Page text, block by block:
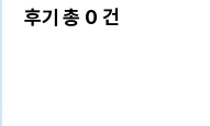
후기 총 0 건